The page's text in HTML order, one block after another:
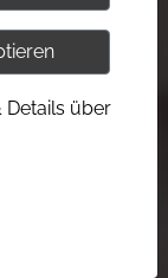
Details über